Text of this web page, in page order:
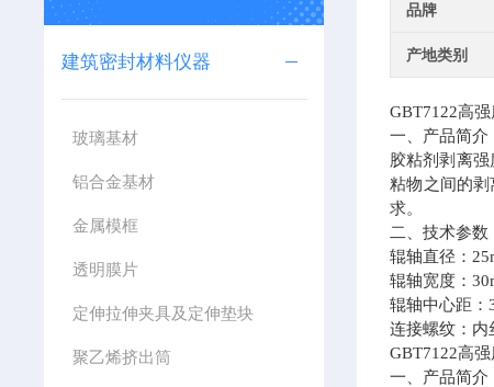
建筑密封材料仪器
玻璃基材
铝合金基材
金属模框
透明膜片
定伸拉伸夹具及定伸垫块
聚乙烯挤出筒
品牌
产地类别
GBT7122高
一、产品简介
胶粘剂剥离
粘物之间的
求。
二、技术参数
辊轴直径：
辊轴宽度：
辊轴中心距：
连接螺纹：内
GBT7122高
一、产品简介